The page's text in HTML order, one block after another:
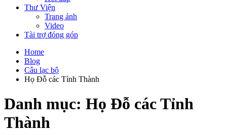
Thư Viện
Trang ảnh
Video
Tài trợ đóng góp
Home
Blog
Câu lạc bộ
Họ Đỗ các Tỉnh Thành
Danh mục: Họ Đỗ các Tỉnh
Thành